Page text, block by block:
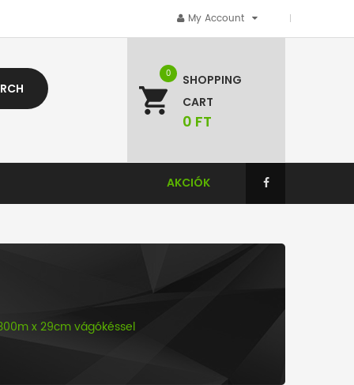
My Account
0
SHOPPING
CART
0 FT
AKCIÓK
x 29cm vágókéssel